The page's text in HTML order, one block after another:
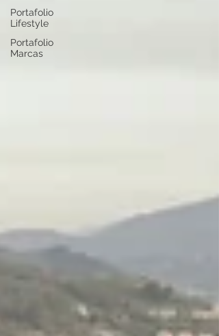
Portafolio
Lifestyle
Portafolio
Marcas